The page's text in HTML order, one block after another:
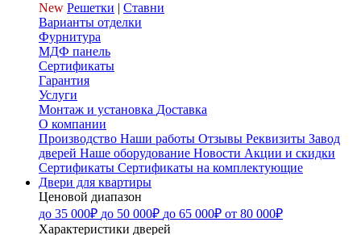
New Решетки | Ставни
Варианты отделки
Фурнитура
МДФ панель
Сертификаты
Гарантия
Услуги
Монтаж и установка Доставка
О компании
Производство Наши работы Отзывы Реквизиты Завод
дверей Наше оборудование Новости Акции и скидки
Сертификаты Сертификаты на комплектующие
Двери для квартиры
Ценовой диапазон
до 35 000₽ до 50 000₽ до 65 000₽ от 80 000₽
Характеристики дверей